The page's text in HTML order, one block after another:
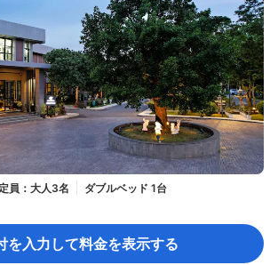
定員：大人3名
ダブルベッド 1台
を入力して料金を表示する